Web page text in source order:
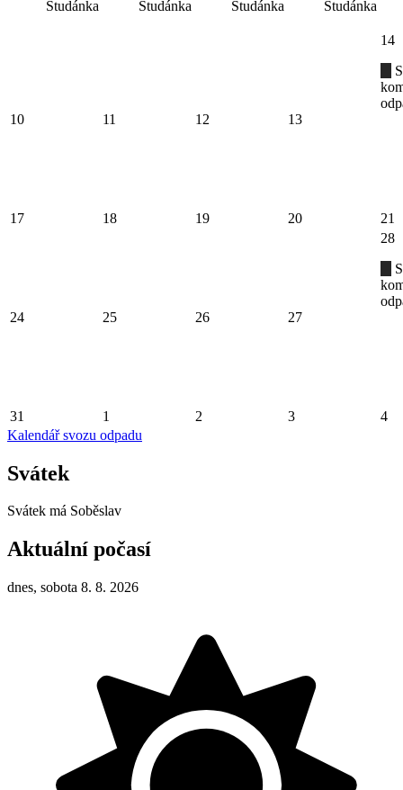
Studánka Studánka Studánka Studánka
10 11 12 13
14
17 18 19 20 21
24 25 26 27
28
31 1 2 3
4
Kalendář svozu odpadu
Svátek
Svátek má Soběslav
Aktuální počasí
dnes, sobota 8. 8. 2026